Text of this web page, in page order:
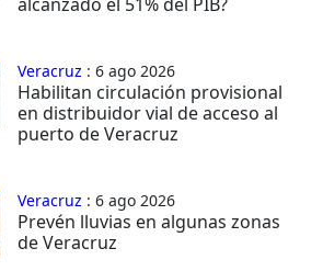
Veracruz : 6 ago 2026
Habilitan circulación provisional
en distribuidor vial de acceso al
puerto de Veracruz
Veracruz : 6 ago 2026
Prevén lluvias en algunas zonas
de Veracruz